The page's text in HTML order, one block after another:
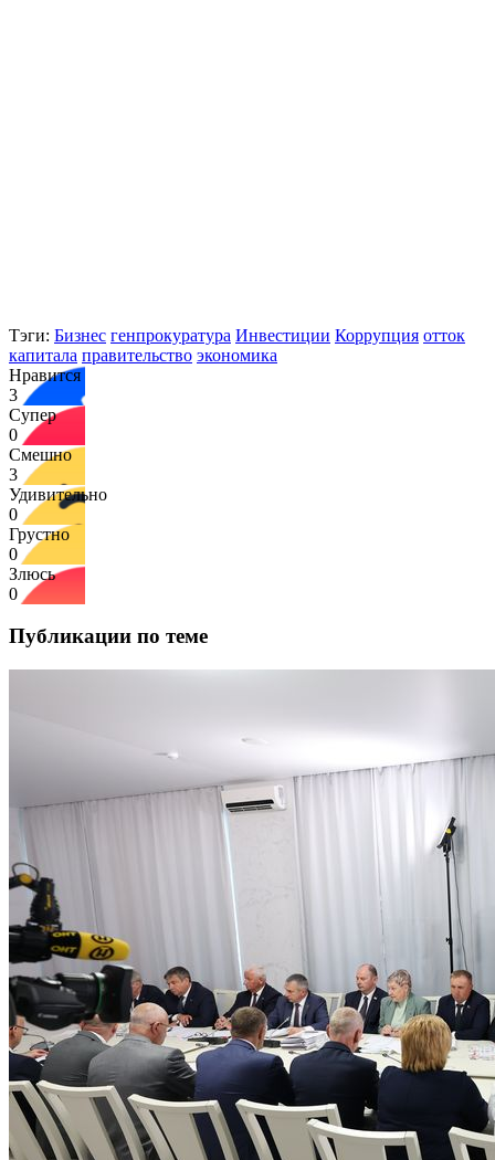
Тэги: Бизнес генпрокуратура Инвестиции Коррупция отток
капитала правительство экономика
Нравится
3
Супер
0
Смешно
3
Удивительно
0
Грустно
0
Злюсь
0
Публикации по теме